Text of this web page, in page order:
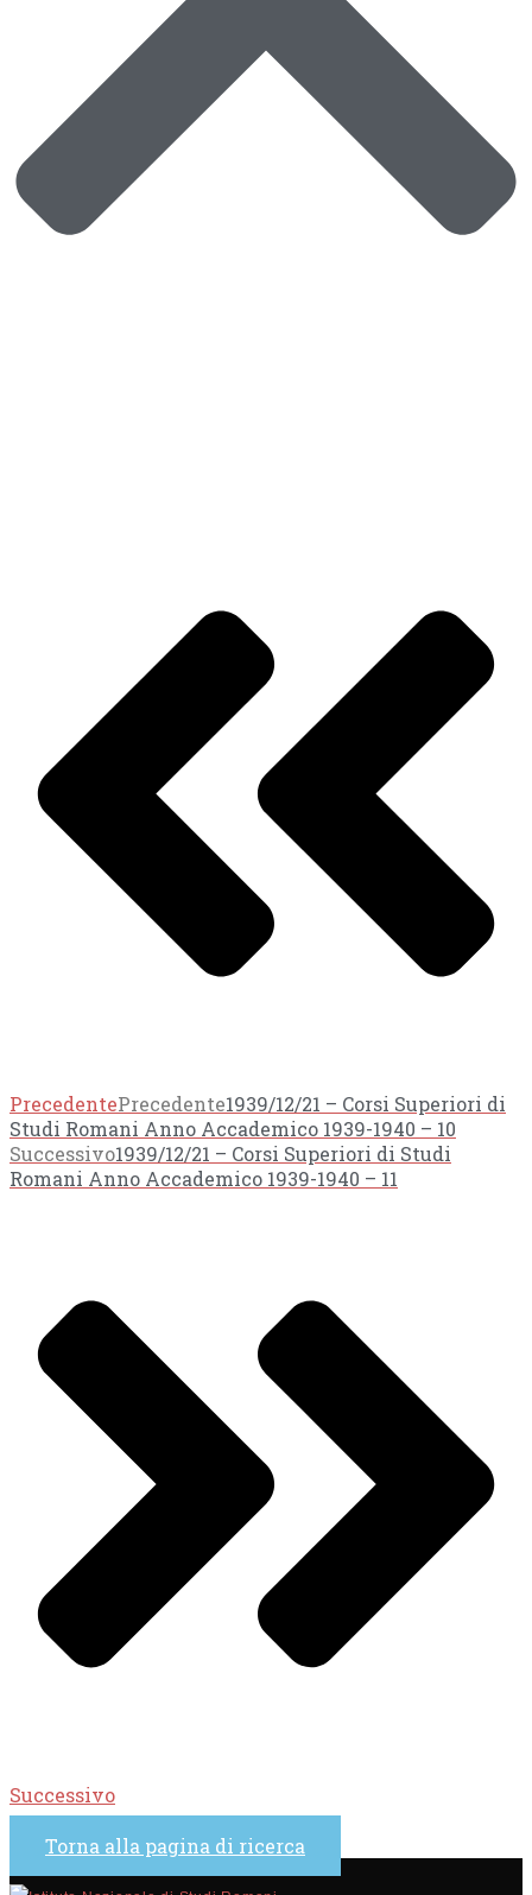
PrecedentePrecedente1939/12/21 – Corsi Superiori di
Studi Romani Anno Accademico 1939-1940 – 10
Successivo1939/12/21 – Corsi Superiori di Studi
Romani Anno Accademico 1939-1940 – 11
Successivo
Torna alla pagina di ricerca